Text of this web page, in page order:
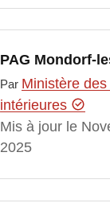
PAG Mondorf-
Par Ministère
intérieures
Mis à jour le
2025